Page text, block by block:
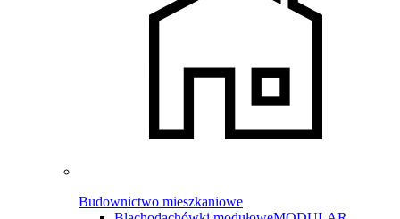
Budownictwo mieszkaniowe